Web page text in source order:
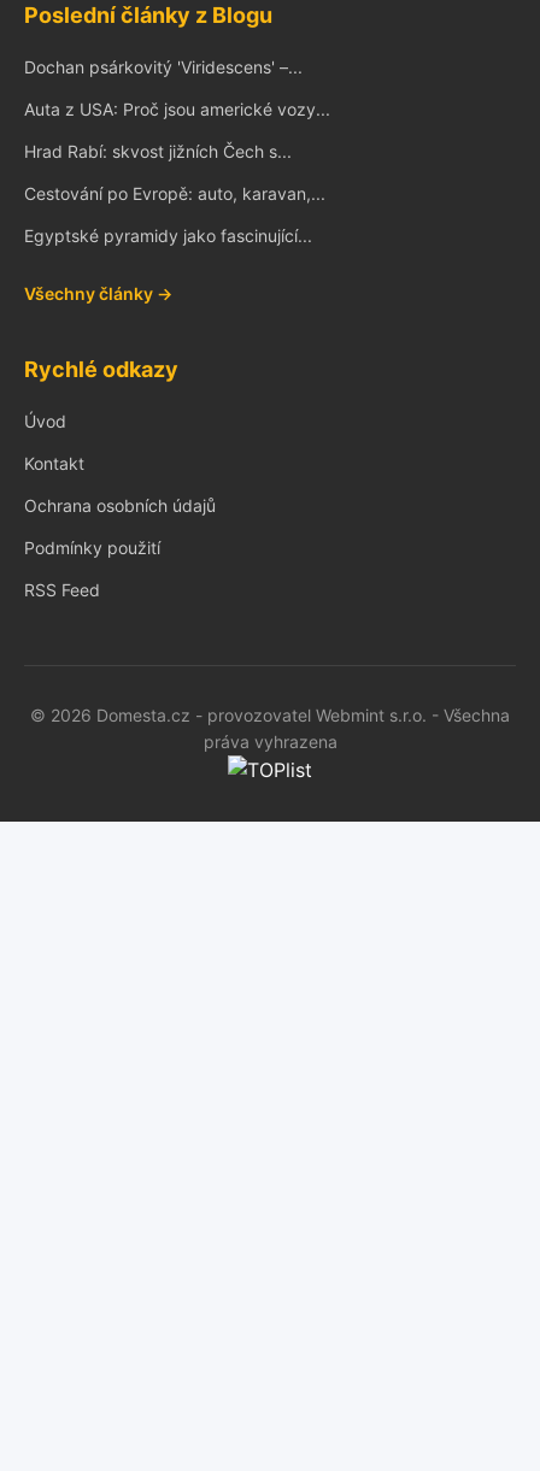
Poslední články z Blogu
Dochan psárkovitý 'Viridescens' –...
Auta z USA: Proč jsou americké vozy...
Hrad Rabí: skvost jižních Čech s...
Cestování po Evropě: auto, karavan,...
Egyptské pyramidy jako fascinující...
Všechny články →
Rychlé odkazy
Úvod
Kontakt
Ochrana osobních údajů
Podmínky použití
RSS Feed
© 2026 Domesta.cz - provozovatel Webmint s.r.o. - Všechna
práva vyhrazena